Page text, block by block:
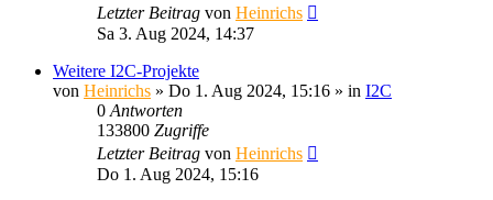
Letzter Beitrag von Heinrichs
Sa 3. Aug 2024, 14:37
Weitere I2C-Projekte
von Heinrichs » Do 1. Aug 2024, 15:16 » in I2C
0 Antworten
133800 Zugriffe
Letzter Beitrag von Heinrichs
Do 1. Aug 2024, 15:16